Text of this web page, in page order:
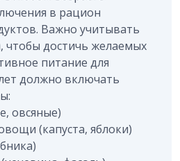
в рацион
Важно учитывать
чтобы достичь желаемых
питание для
должно включать
овсяные)
(капуста, яблоки)